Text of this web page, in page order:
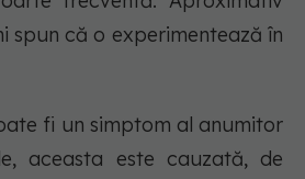
spun că o experimentează în
fi un simptom al anumitor
aceasta este cauzată, de